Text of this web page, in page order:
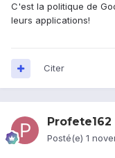
C'est la politique de
leurs applications!
Citer
Profete162
Posté(e) 1